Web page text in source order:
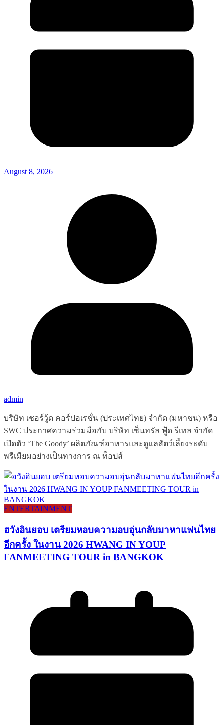
August 8, 2026
admin
บริษัท เชอร์วู้ด คอร์ปอเรชั่น (ประเทศไทย) จำกัด (มหาชน) หรือ
SWC ประกาศความร่วมมือกับ บริษัท เซ็นทรัล ฟู้ด รีเทล จำกัด
เปิดตัว ‘The Goody’ ผลิตภัณฑ์อาหารและดูแลสัตว์เลี้ยงระดับ
พรีเมียมอย่างเป็นทางการ ณ ท็อปส์
ENTERTAINMENT
ฮวังอินยอบ เตรียมหอบความอบอุ่นกลับมาหาแฟนไทย
อีกครั้ง ในงาน 2026 HWANG IN YOUP
FANMEETING TOUR in BANGKOK